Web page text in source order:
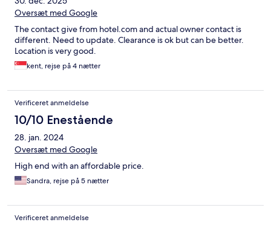
Oversæt med Google
The contact give from hotel.com and actual owner contact is
different. Need to update. Clearance is ok but can be better.
Location is very good.
kent, rejse på 4 nætter
Verificeret anmeldelse
10/10 Enestående
28. jan. 2024
Oversæt med Google
High end with an affordable price.
Sandra, rejse på 5 nætter
Verificeret anmeldelse